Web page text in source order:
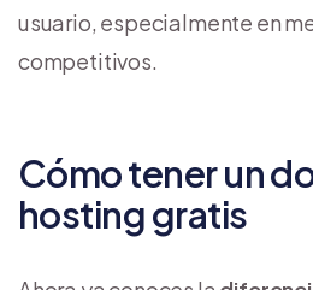
usuario, especialmente en
competitivos.
Cómo tener un
hosting gratis